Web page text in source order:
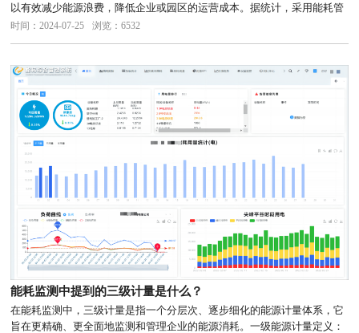
以有效减少能源浪费，降低企业或园区的运营成本。据统计，采用能耗管
理系统的企业或园区平均可以节约30%以上的能源成本。优化能源使用：
时间：2024-07-25 浏览：6532
能耗监测中提到的三级计量是什么？
在能耗监测中，三级计量是指一个分层次、逐步细化的能源计量体系，它
旨在更精确、更全面地监测和管理企业的能源消耗。一级能源计量定义：